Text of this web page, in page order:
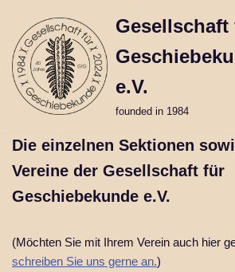
Skip
to
content
Gesellschaft
e.V.
founded in 1984
Die einzelnen Sektionen
Vereine der Gesellschaft für
Geschiebekunde e.V.
(Möchten Sie mit Ihrem Verein auch hier
schreiben Sie uns gerne an.)